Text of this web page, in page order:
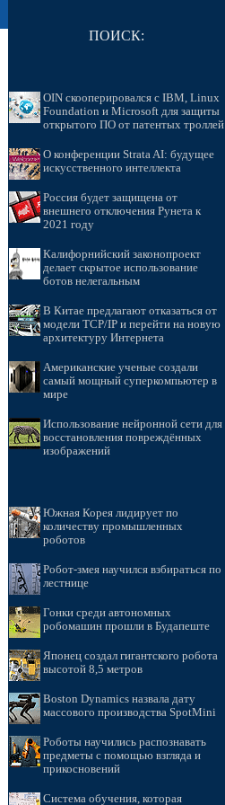
ПОИСК:
OIN скооперировался с IBM, Linux
Foundation и Microsoft для защиты
открытого ПО от патентых троллей
О конференции Strata AI: будущее
искусственного интеллекта
Россия будет защищена от
внешнего отключения Рунета к
2021 году
Калифорнийский законопроект
делает скрытое использование
ботов нелегальным
В Китае предлагают отказаться от
модели TCP/IP и перейти на новую
архитектуру Интернета
Американские ученые создали
самый мощный суперкомпьютер в
мире
Использование нейронной сети для
восстановления повреждённых
изображений
Южная Корея лидирует по
количеству промышленных
роботов
Робот-змея научился взбираться по
лестнице
Гонки среди автономных
робомашин прошли в Будапеште
Японец создал гигантского робота
высотой 8,5 метров
Boston Dynamics назвала дату
массового производства SpotMini
Роботы научились распознавать
предметы с помощью взгляда и
прикосновений
Система обучения, которая